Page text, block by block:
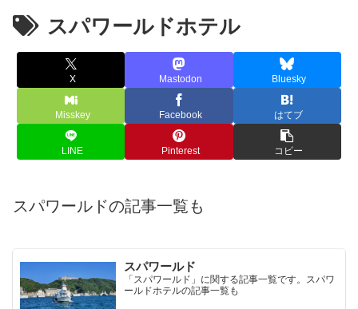
スパワールドホテル
X Mastodon Bluesky
Misskey Facebook はてブ
LINE Pinterest コピー
スパワールドの記事一覧も
スパワールド
「スパワールド」に関する記事一覧です。スパワ
ールドホテルの記事一覧も